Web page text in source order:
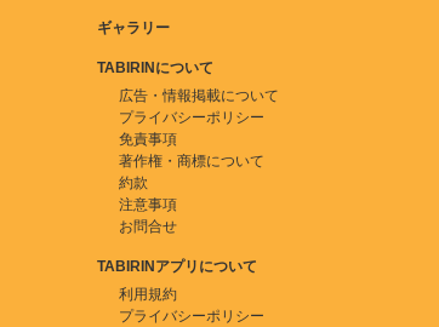
ギャラリー
TABIRINについて
広告・情報掲載について
プライバシーポリシー
免責事項
著作権・商標について
約款
注意事項
お問合せ
TABIRINアプリについて
利用規約
プライバシーポリシー